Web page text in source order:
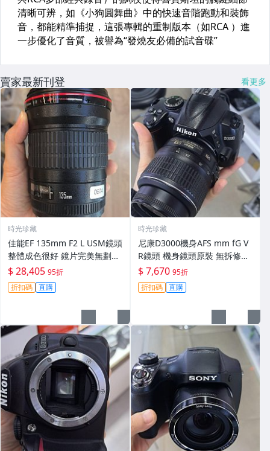
賣家最新刊登 看更多
時光珍藏
佳能EF 135mm F2 L USM鏡頭
整體成色很好 鏡片完美無劃痕
功能一切正常 無拆修無-3430
$ 28,405 95折
折扣碼 直購
時光珍藏
尼康D3000機身AFS mm fG V
R鏡頭 機身鏡頭原裝 無拆修無
翻新 有輕微使用痕跡 鏡頭-34
30
$ 7,670 95折
折扣碼 直購